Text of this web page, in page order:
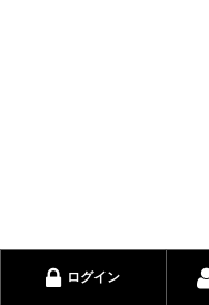
ログイン